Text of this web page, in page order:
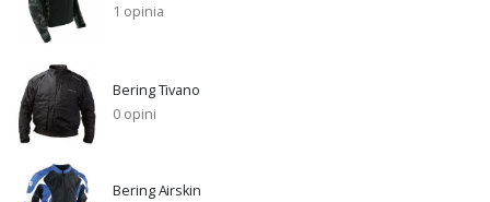
1 opinia
Bering Tivano
0 opini
Bering Airskin